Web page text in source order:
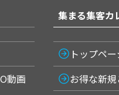
動画
集まる集客カ
トップペ
お得な新